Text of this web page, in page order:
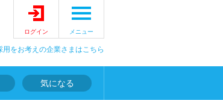
ログイン メニュー
用をお考えの企業さまはこちら
気になる